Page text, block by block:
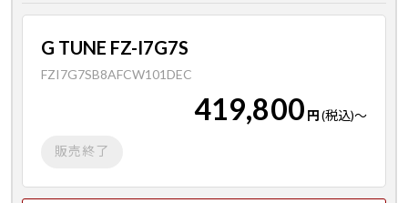
G TUNE FZ-I7G7S
FZI7G7SB8AFCW101DEC
419,800 円(税込)～
販売終了